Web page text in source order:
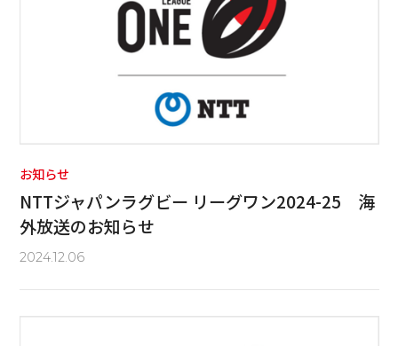
お知らせ
NTTジャパンラグビー リーグワン2024-25 海
外放送のお知らせ
2024.12.06